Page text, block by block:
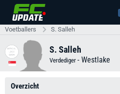
Voetballers S. Salleh
S. Salleh
Verdediger - Westlake
Overzicht